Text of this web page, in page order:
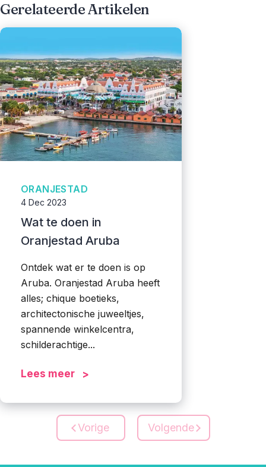
Gerelateerde Artikelen
ORANJESTAD
4 Dec 2023
Wat te doen in
Oranjestad Aruba
Ontdek wat er te doen is op
Aruba. Oranjestad Aruba heeft
alles; chique boetieks,
architectonische juweeltjes,
spannende winkelcentra,
schilderachtige...
Lees meer
Vorige Volgende